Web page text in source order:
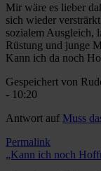
Mir wäre es lieber
sich wieder
sozialem Ausgleich,
Rüstung und junge
Kann ich da noch
Gespeichert von
- 10:20
Antwort auf Muss
Permalink
„Kann ich noch